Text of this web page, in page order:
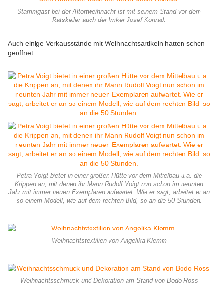
Stammgast bei der Altortweihnacht ist mit seinem Stand vor dem
Ratskeller auch der Imker Josef Konrad.
Auch einige Verkausstände mit Weihnachtsartikeln hatten schon
geöffnet.
Petra Voigt bietet in einer großen Hütte vor dem Mittelbau u.a. die
Krippen an, mit denen ihr Mann Rudolf Voigt nun schon im neunten
Jahr mit immer neuen Exemplaren aufwartet. Wie er sagt, arbeitet er an
so einem Modell, wie auf dem rechten Bild, so an die 50 Stunden.
Weihnachtstextilien von Angelika Klemm
Weihnachtsschmuck und Dekoration am Stand von Bodo Ross